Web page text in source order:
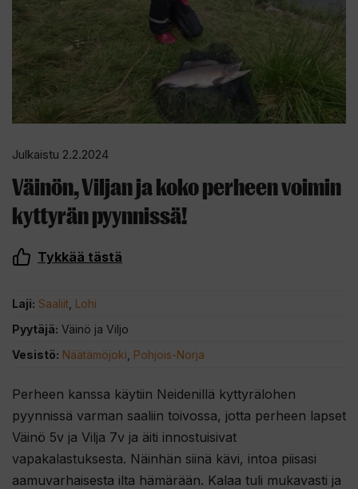
Julkaistu 2.2.2024
Väinön, Viljan ja koko perheen voimin
kyttyrän pyynnissä!
Tykkää tästä
Laji: Saaliit Lohi
Pyytäjä: Väinö ja Viljo
Vesistö: Näätämöjoki Pohjois-Norja
Perheen kanssa käytiin Neidenillä kyttyrälohen
pyynnissä varman saaliin toivossa, jotta perheen lapset
Väinö 5v ja Vilja 7v ja äiti innostuisivat
vapakalastuksesta. Näinhän siinä kävi, intoa piisasi
aamuvarhaisesta ilta hämärään. Kalaa tuli mukavasti ja